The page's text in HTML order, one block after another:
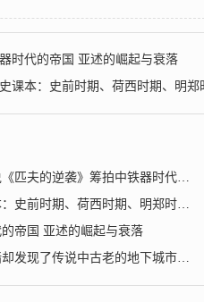
时代的帝国 亚述的崛起与衰落
课本：史前时期、荷西时期、明郑
夫的逆袭》筹拍中铁器时代小说
期、明郑时期－事件年表2022年10月25日台湾左镇人
帝国 亚述的崛起与衰落
传说中古老的地下城市？铁器时代小说